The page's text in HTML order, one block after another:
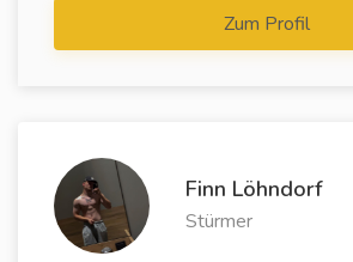
Zum Profil
Finn Löhndorf
Stürmer